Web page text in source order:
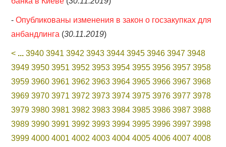
-Опубликованы изменения в закон о госзакупках для
анбандлинга (30.11.2019)
< ... 3940 3941 3942 3943 3944 3945 3946 3947 3948
3949 3950 3951 3952 3953 3954 3955 3956 3957 3958
3959 3960 3961 3962 3963 3964 3965 3966 3967 3968
3969 3970 3971 3972 3973 3974 3975 3976 3977 3978
3979 3980 3981 3982 3983 3984 3985 3986 3987 3988
3989 3990 3991 3992 3993 3994 3995 3996 3997 3998
3999 4000 4001 4002 4003 4004 4005 4006 4007 4008